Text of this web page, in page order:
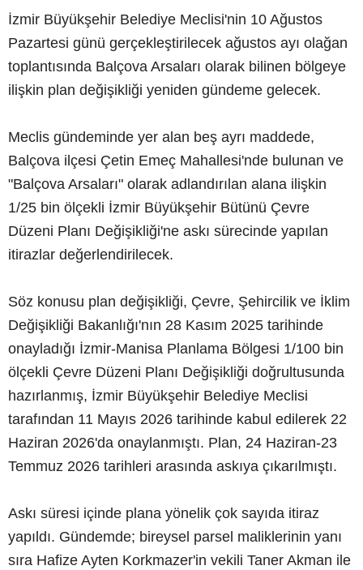
İzmir Büyükşehir Belediye Meclisi'nin 10 Ağustos
Pazartesi günü gerçekleştirilecek ağustos ayı olağan
toplantısında Balçova Arsaları olarak bilinen bölgeye
ilişkin plan değişikliği yeniden gündeme gelecek.
Meclis gündeminde yer alan beş ayrı maddede,
Balçova ilçesi Çetin Emeç Mahallesi'nde bulunan ve
"Balçova Arsaları" olarak adlandırılan alana ilişkin
1/25 bin ölçekli İzmir Büyükşehir Bütünü Çevre
Düzeni Planı Değişikliği'ne askı sürecinde yapılan
itirazlar değerlendirilecek.
Söz konusu plan değişikliği, Çevre, Şehircilik ve İklim
Değişikliği Bakanlığı'nın 28 Kasım 2025 tarihinde
onayladığı İzmir-Manisa Planlama Bölgesi 1/100 bin
ölçekli Çevre Düzeni Planı Değişikliği doğrultusunda
hazırlanmış, İzmir Büyükşehir Belediye Meclisi
tarafından 11 Mayıs 2026 tarihinde kabul edilerek 22
Haziran 2026'da onaylanmıştı. Plan, 24 Haziran-23
Temmuz 2026 tarihleri arasında askıya çıkarılmıştı.
Askı süresi içinde plana yönelik çok sayıda itiraz
yapıldı. Gündemde; bireysel parsel maliklerinin yanı
sıra Hafize Ayten Korkmazer'in vekili Taner Akman ile